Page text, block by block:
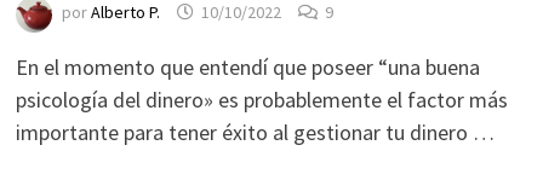
porAlberto P. 10/10/2022 9
En el momento que entendí que poseer “una buena
psicología del dinero» es probablemente el factor más
importante para tener éxito al gestionar tu dinero …